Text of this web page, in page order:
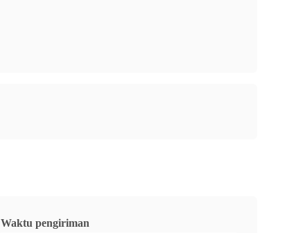
Waktu pengiriman